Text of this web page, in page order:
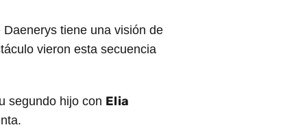
tiene una visión de
vieron esta secuencia
segundo hijo con Elia